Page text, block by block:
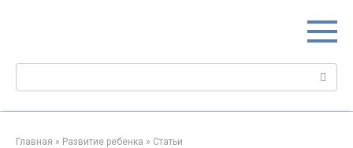
Поиск:
Главная » Развитие ребенка » Статьи